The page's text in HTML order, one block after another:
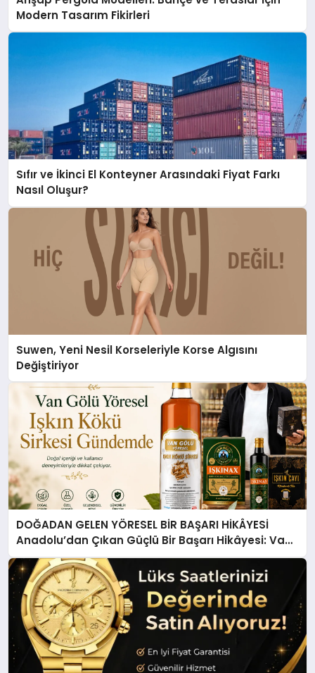
Modern Tasarım Fikirleri
Sıfır ve İkinci El Konteyner Arasındaki Fiyat Farkı
Nasıl Oluşur?
Suwen, Yeni Nesil Korseleriyle Korse Algısını
Değiştiriyor
DOĞADAN GELEN YÖRESEL BİR BAŞARI HİKÂYESİ
Anadolu’dan Çıkan Güçlü Bir Başarı Hikâyesi: Van
Gölü Yöresel Işkın Kökü Sirkesi